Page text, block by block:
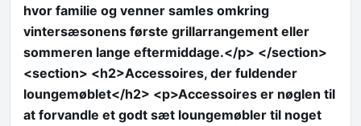
hvor familie og venner samles omkring
vintersæsonens første grillarrangement eller
sommeren lange eftermiddage.</p> </section>
<section> <h2>Accessoires, der fuldender
loungemøblet</h2> <p>Accessoires er nøglen til
at forvandle et godt sæt loungemøbler til noget